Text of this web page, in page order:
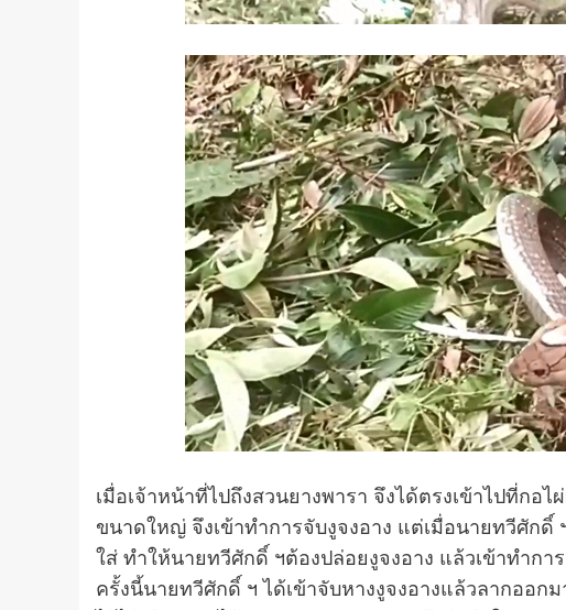
เมื่อเจ้าหน้าที่ไปถึงสวนยางพารา จึงได้ตรงเข้าไปที่กอ
ขนาดใหญ่ จึงเข้าทำการจับงูจงอาง แต่เมื่อนายทวีศักดิ์
ใส่ ทำให้นายทวีศักดิ์ ฯต้องปล่อยงูจงอาง แล้วเข้าทำก
ครั้งนี้นายทวีศักดิ์ ฯ ได้เข้าจับหางงูจงอางแล้วลากออก